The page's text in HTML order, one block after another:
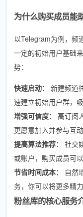
为什么购买成员能
以Telegram为例，频
一定的初始用户基础
势：
快速启动：
新建频道
速建立初始用户群，
增强可信度：
高订阅
更愿意加入并参与互动
提高算法推荐：
社交
或账户，购买成员可
节省时间成本：
自然
务，你可以将更多精
粉丝库的核心服务